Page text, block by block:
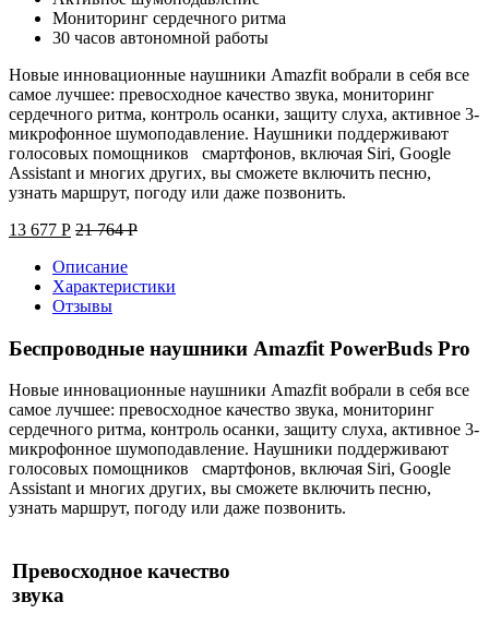
Мониторинг сердечного ритма
30 часов автономной работы
Новые инновационные наушники Amazfit вобрали в себя все
самое лучшее: превосходное качество звука, мониторинг
сердечного ритма, контроль осанки, защиту слуха, активное 3-
микрофонное шумоподавление. Наушники поддерживают
голосовых помощников смартфонов, включая Siri, Google
Assistant и многих других, вы сможете включить песню,
узнать маршрут, погоду или даже позвонить.
13 677 Р 21 764Р
Описание
Характеристики
Отзывы
Беспроводные наушники Amazfit PowerBuds Pro
Новые инновационные наушники Amazfit вобрали в себя все
самое лучшее: превосходное качество звука, мониторинг
сердечного ритма, контроль осанки, защиту слуха, активное 3-
микрофонное шумоподавление. Наушники поддерживают
голосовых помощников смартфонов, включая Siri, Google
Assistant и многих других, вы сможете включить песню,
узнать маршрут, погоду или даже позвонить.
Превосходное качество
звука